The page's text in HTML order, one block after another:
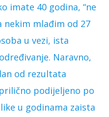
imate 40 godina, “ne
nekim mlađim od 27
u vezi, ista
Naravno,
od rezultata
podijeljeno po
u godinama zaista